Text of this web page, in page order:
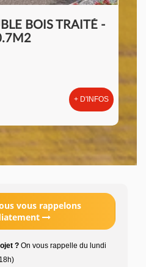
BOIS TRAITÉ -
+ D'INFOS
vous rappelons
? On vous rappelle du lundi